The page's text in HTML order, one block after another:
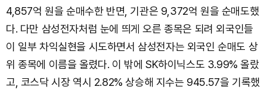
4,857억 원을 순매수한 반면, 기관은 9,372억 원을 순매도했
다. 다만 삼성전자처럼 눈에 띄게 오른 종목은 되려 외국인들
이 일부 차익실현을 시도하면서 삼성전자는 외국인 순매도 상
위 종목에 이름을 올렸다. 이 밖에 SK하이닉스도 3.99% 올랐
고, 코스닥 시장 역시 2.82% 상승해 지수는 945.57을 기록했